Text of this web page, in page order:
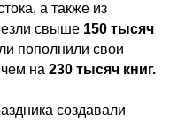
а также из
свыше 150 тысяч
пополнили свои
на 230 тысяч книг.
создавали